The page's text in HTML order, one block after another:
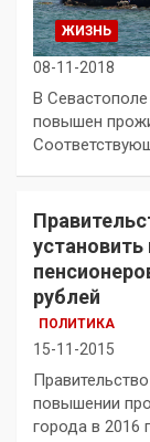
ЖИЗНЬ
08-11-2018
В Севастополе
повышен
рублей
ПОЛИТИКА
15-11-2015
повышении
города в 2016